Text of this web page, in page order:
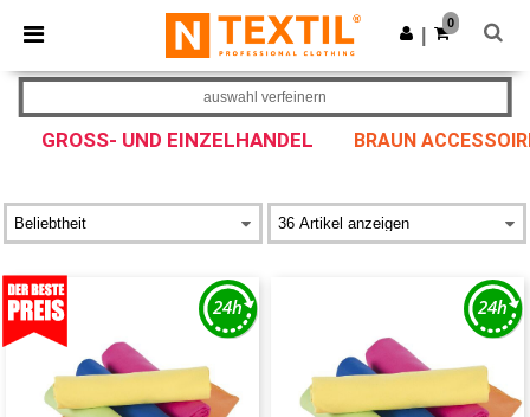
× Ntextil App
Bessere Preise in der App!
App holen
0
GROSS- UND EINZELHANDEL BRAUN
auswahl verfeinern